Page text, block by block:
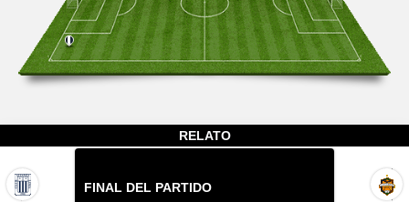
RELATO
FINAL DEL PARTIDO